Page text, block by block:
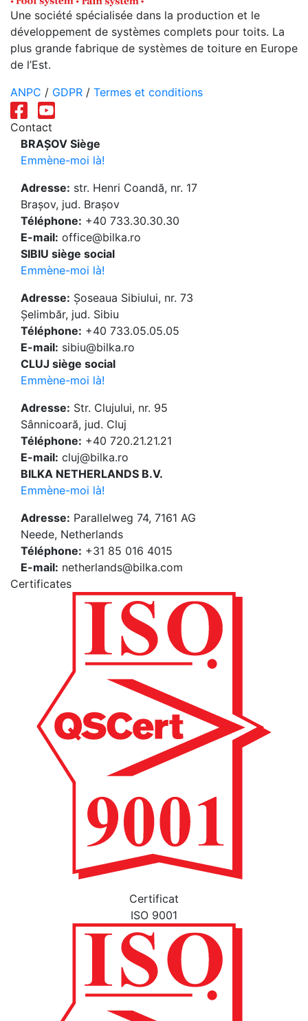
Une société spécialisée dans la production et le
développement de systèmes complets pour toits. La
plus grande fabrique de systèmes de toiture en Europe
de l’Est.
ANPC / GDPR / Termes et conditions
Contact
BRAȘOV Siège
Emmène-moi là!
Adresse: str. Henri Coandă, nr. 17
Brașov, jud. Brașov
Téléphone: +40 733.30.30.30
E-mail: office@bilka.ro
SIBIU siège social
Emmène-moi là!
Adresse: Șoseaua Sibiului, nr. 73
Șelimbăr, jud. Sibiu
Téléphone: +40 733.05.05.05
E-mail: sibiu@bilka.ro
CLUJ siège social
Emmène-moi là!
Adresse: Str. Clujului, nr. 95
Sânnicoară, jud. Cluj
Téléphone: +40 720.21.21.21
E-mail: cluj@bilka.ro
BILKA NETHERLANDS B.V.
Emmène-moi là!
Adresse: Parallelweg 74, 7161 AG
Neede, Netherlands
Téléphone: +31 85 016 4015
E-mail: netherlands@bilka.com
Certificates
Certificat
ISO 9001